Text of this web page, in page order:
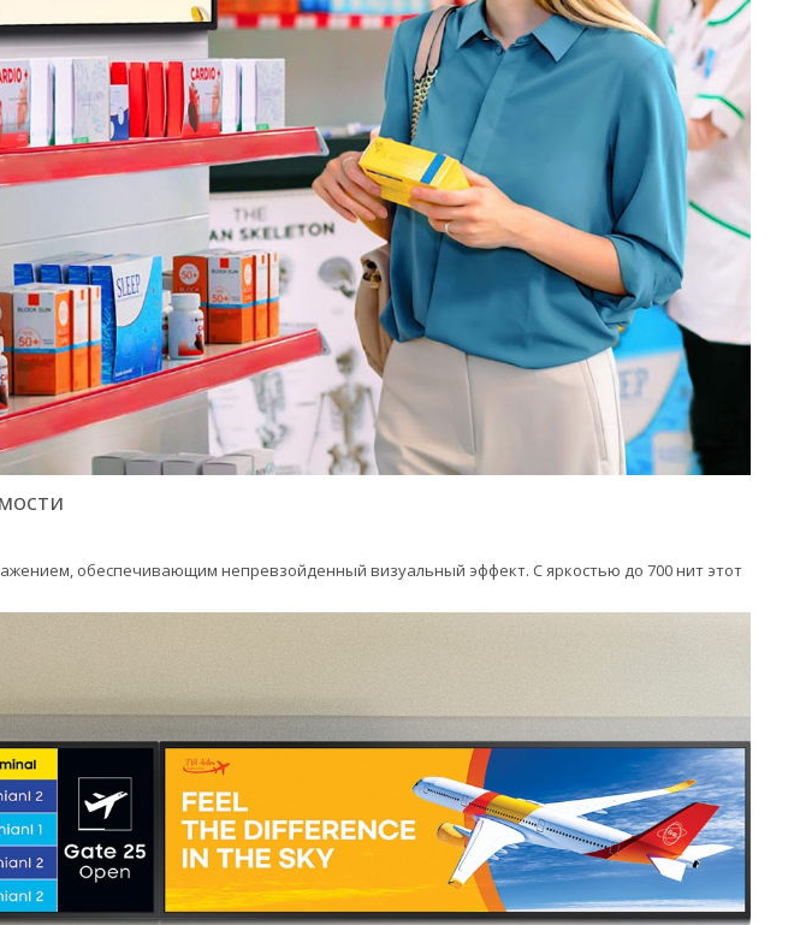
обеспечивающим непревзойденный визуальный эффект. С яркостью до 700 нит этот